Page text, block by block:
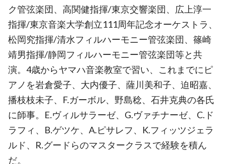
ク管弦楽団、高関健指揮/東京交響楽団、広上淳一
指揮/東京音楽大学創立111周年記念オーケストラ、
松岡究指揮/清水フィルハーモニー管弦楽団、篠崎
靖男指揮/静岡フィルハーモニー管弦楽団等と共
演。4歳からヤマハ音楽教室で習い、これまでにピ
アノを岩倉愛子、大内優子、薩川美和子、迫昭嘉、
播枝枝未子、F.ガーボル、野島稔、石井克典の各氏
に師事。E.ヴィルサラーゼ、G.ヴァチナーゼ、C.ド
ラフィ、B.ゲツケ、A.ピサレフ、K.フィッツジェラ
ルド、R.グードらのマスタークラスで経験を積ん
だ。